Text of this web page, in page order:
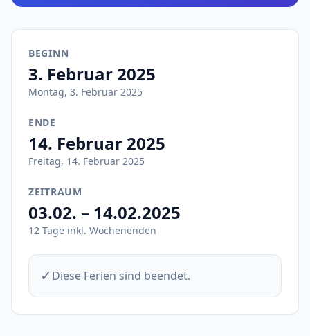
BEGINN
3. Februar 2025
Montag, 3. Februar 2025
ENDE
14. Februar 2025
Freitag, 14. Februar 2025
ZEITRAUM
03.02. – 14.02.2025
12 Tage inkl. Wochenenden
✓ Diese Ferien sind beendet.